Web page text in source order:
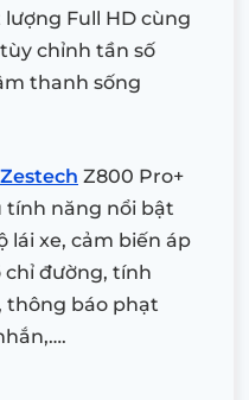
Full HD cùng
chỉnh tần số
thanh sống
Z800 Pro+
tính năng nổi bật
lái xe, cảm biến áp
chỉ đường, tính
thông báo phạt